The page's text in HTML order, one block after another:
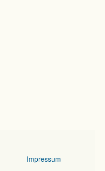
Impressum